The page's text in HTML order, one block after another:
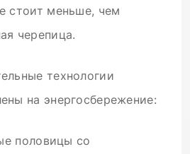
стоит меньше, чем
черепица.
технологии
на энергосбережение:
половицы со